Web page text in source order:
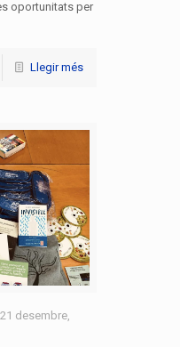
oportunitats per
Llegir més
21 desembre,